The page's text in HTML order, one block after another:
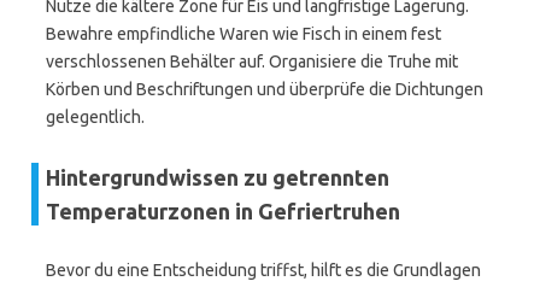
Nutze die kältere Zone für Eis und langfristige Lagerung.
Bewahre empfindliche Waren wie Fisch in einem fest
verschlossenen Behälter auf. Organisiere die Truhe mit
Körben und Beschriftungen und überprüfe die Dichtungen
gelegentlich.
Hintergrundwissen zu getrennten
Temperaturzonen in Gefriertruhen
Bevor du eine Entscheidung triffst, hilft es die Grundlagen